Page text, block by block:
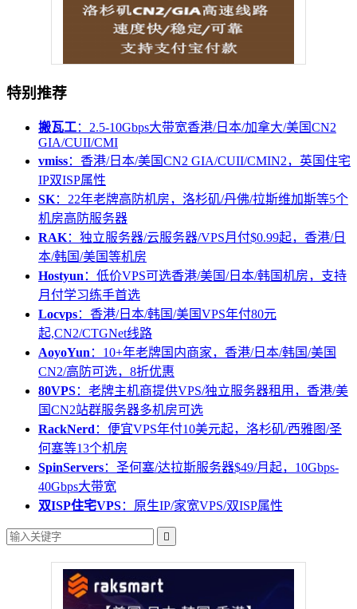
特别推荐
搬瓦工：2.5-10Gbps大带宽香港/日本/加拿大/美国CN2
GIA/CUII/CMI
vmiss：香港/日本/美国CN2 GIA/CUII/CMIN2，英国住宅
IP双ISP属性
SK：22年老牌高防机房，洛杉矶/丹佛/拉斯维加斯等5个
机房高防服务器
RAK：独立服务器/云服务器/VPS月付$0.99起，香港/日
本/韩国/美国等机房
Hostyun ：低价VPS可选香港/美国/日本/韩国机房，支持
月付学习练手首选
Locvps：香港/日本/韩国/美国VPS年付80元
起,CN2/CTGNet线路
AoyoYun ：10+年老牌国内商家，香港/日本/韩国/美国
CN2/高防可选，8折优惠
80VPS：老牌主机商提供VPS/独立服务器租用，香港/美
国CN2站群服务器多机房可选
RackNerd ：便宜VPS年付10美元起，洛杉矶/西雅图/圣
何塞等13个机房
SpinServers：圣何塞/达拉斯服务器$49/月起，10Gbps-
40Gbps大带宽
双ISP住宅VPS：原生IP/家宽VPS/双ISP属性
